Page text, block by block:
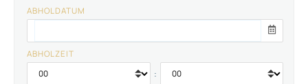
ABHOLDATUM
ABHOLZEIT
: